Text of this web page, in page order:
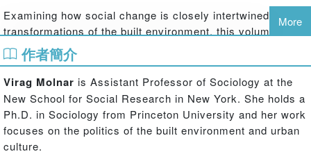
Examining how social change is closely intertwined with
transformations of the built environment, this volume
focuses on the relationship between architecture and state
politics in postwar Central Europe using examples from
Hungary and Germany. Built around four case studies, the
book traces how architecture was politically mobilized in
the service of social change, first in socialist
modernization programs and then in the postsocialist
transition.
More
作者簡介
Virag Molnar is Assistant Professor of Sociology at the
New School for Social Research in New York. She holds a
Ph.D. in Sociology from Princeton University and her work
focuses on the politics of the built environment and urban
culture.